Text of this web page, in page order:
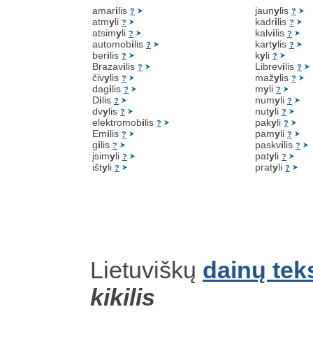
amarilis ?
atmyli ?
atsimyli ?
automobilis ?
berilis ?
Brazavilis ?
čivylis ?
dagilis ?
Dilis ?
dvylis ?
elektromobilis ?
Emilis ?
gilis ?
įsimyli ?
ištyli ?
jaunylis ?
kadrilis ?
kalvilis ?
kartylis ?
kyli ?
Librevilis ?
mažylis ?
myli ?
numyli ?
nutyli ?
pakyli ?
pamyli ?
paskvilis ?
patyli ?
pratyli ?
Lietuviškų dainų
kikilis